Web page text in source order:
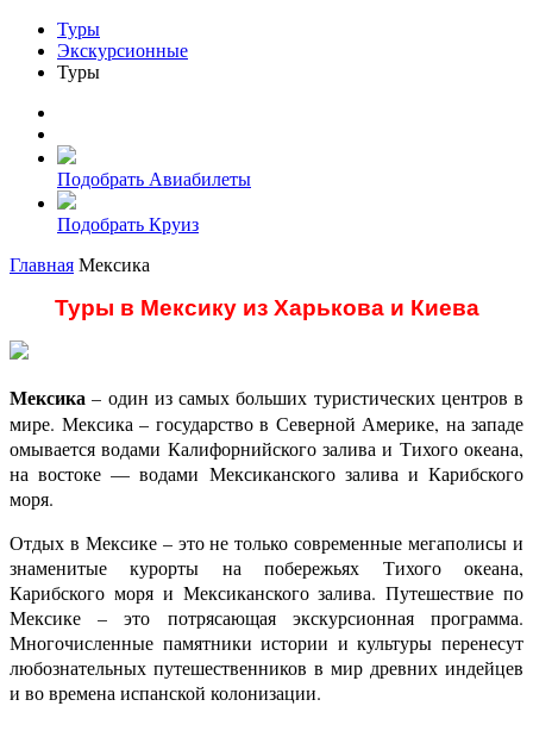
Туры
Экскурсионные
Туры
Подобрать Авиабилеты
Подобрать Круиз
Главная Мексика
Туры в Мексику из Харькова и Киева
Мексика – один из самых больших туристических центров в
мире. Мексика – государство в Северной Америке, на западе
омывается водами Калифорнийского залива и Тихого океана,
на востоке — водами Мексиканского залива и Карибского
моря.
Отдых в Мексике – это не только современные мегаполисы и
знаменитые курорты на побережьях Тихого океана,
Карибского моря и Мексиканского залива. Путешествие по
Мексике – это потрясающая экскурсионная программа.
Многочисленные памятники истории и культуры перенесут
любознательных путешественников в мир древних индейцев
и во времена испанской колонизации.